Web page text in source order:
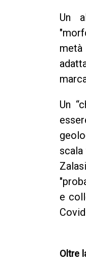
Un
Un
e
Oltre